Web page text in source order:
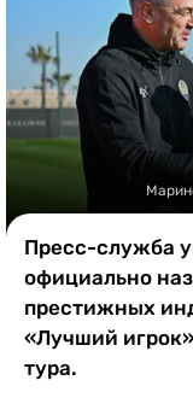
Букмекеры
Казино
Пресс-служба
официально
престижных
«Лучший
тура.